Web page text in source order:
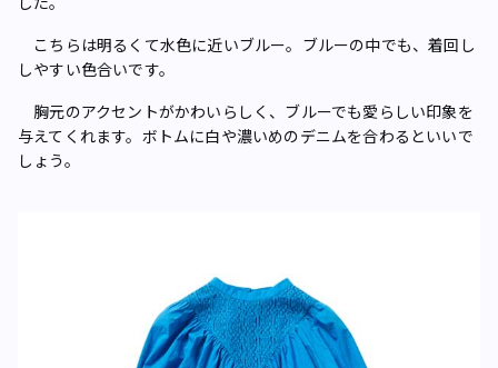
こちらは明るくて水色に近いブルー。ブルーの中でも、着回し
しやすい色合いです。
胸元のアクセントがかわいらしく、ブルーでも愛らしい印象を
与えてくれます。ボトムに白や濃いめのデニムを合わるといいで
しょう。